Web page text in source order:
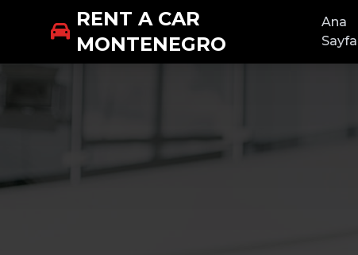
RENT A CAR
MONTENEGRO
Ana
Sayfa